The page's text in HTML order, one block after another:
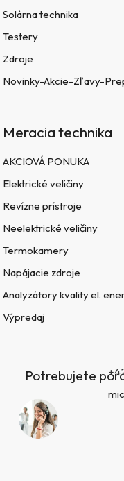
Solárna technika
Testery
Zdroje
Novinky-Akcie-Zľavy-
Meracia technika
AKCIOVÁ PONUKA
Elektrické veličiny
Revízne prístroje
Neelektrické veličiny
Termokamery
Napájacie zdroje
Analyzátory kvality el.
Výpredaj
Potrebujete